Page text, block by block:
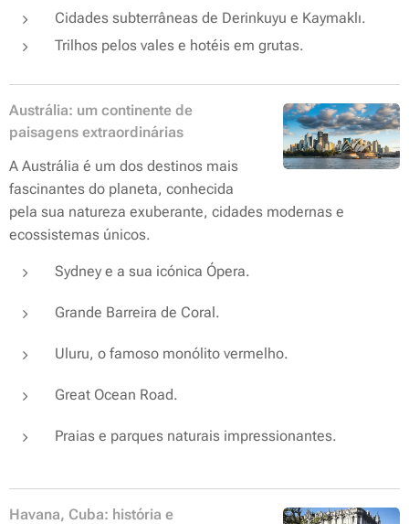
Cidades subterrâneas de Derinkuyu e Kaymaklı.
Trilhos pelos vales e hotéis em grutas.
Austrália: um continente de
paisagens extraordinárias
A Austrália é um dos destinos mais
fascinantes do planeta, conhecida
pela sua natureza exuberante, cidades modernas e
ecossistemas únicos.
Sydney e a sua icónica Ópera.
Grande Barreira de Coral.
Uluru, o famoso monólito vermelho.
Great Ocean Road.
Praias e parques naturais impressionantes.
Havana, Cuba: história e